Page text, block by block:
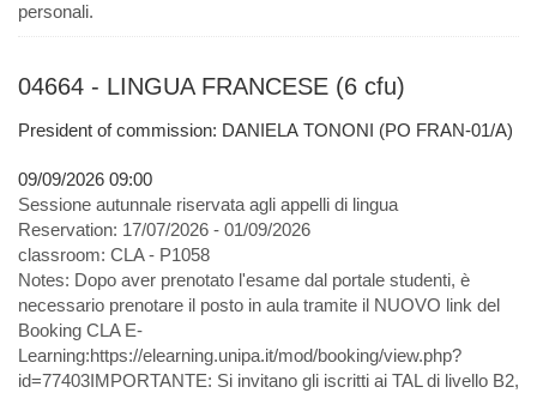
personali.
04664 - LINGUA FRANCESE (6 cfu)
President of commission: DANIELA TONONI (PO FRAN-01/A)
09/09/2026 09:00
Sessione autunnale riservata agli appelli di lingua
Reservation: 17/07/2026 - 01/09/2026
classroom: CLA - P1058
Notes: Dopo aver prenotato l'esame dal portale studenti, è
necessario prenotare il posto in aula tramite il NUOVO link del
Booking CLA E-
Learning:https://elearning.unipa.it/mod/booking/view.php?
id=77403IMPORTANTE: Si invitano gli iscritti ai TAL di livello B2,